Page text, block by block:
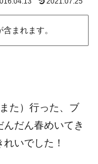
まれます。
た）行った、ブ
だん春めいてき
いでした！